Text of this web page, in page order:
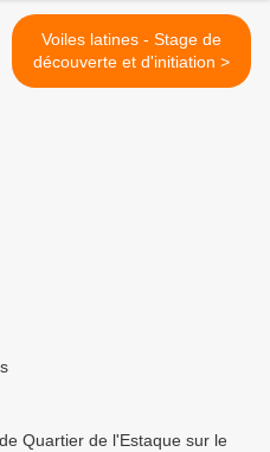
Voiles latines - Stage de
découverte et d'initiation >
Quartier de l'Estaque sur le